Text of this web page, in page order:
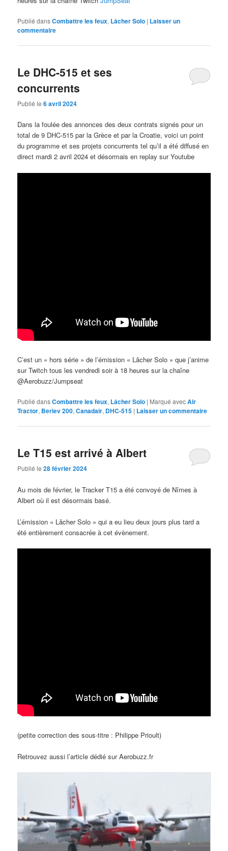
Publié dansCombattre les feux, Lâcher Solo | Laisser un
commentaire
Le DHC-515 et ses
concurrents
Publié le6 avril 2024
Dans la foulée des annonces des deux contrats signés pour un
total de 9 DHC-515 par la Grèce et par la Croatie, voici un point
du programme et ses projets concurrents tel qu’il a été diffusé en
direct mardi 2 avril 2024 et désormais en replay sur Youtube
C’est un « hors série » de l’émission « Lâcher Solo » que j’anime
sur Twitch tous les vendredi soir à 18 heures sur la chaîne
@Aerobuzz/Jumpseat
Publié dansCombattre les feux, Lâcher Solo | Marqué avecAir
Tractor, Beriev 200,Canadair, DHC-515 | Laisser un commentaire
Le T15 est arrivé à Albert
Publié le28 février 2024
Au mois de février, le Tracker T15 a été convoyé de Nîmes à
Albert où il est désormais basé.
L’émission « Lâcher Solo » qui a eu lieu deux jours plus tard a
été entièrement consacrée à cet évènement.
(petite correction des sous-titre : Philippe Prioult)
Retrouvez aussi l’article dédié sur Aerobuzz.fr